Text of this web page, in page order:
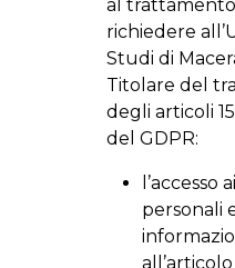
al
richiedere
Studi di
Titolare del
degli articoli 15,
del GDPR:
l’accesso
personali